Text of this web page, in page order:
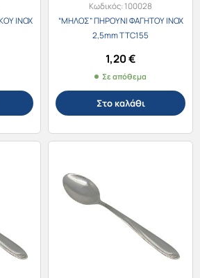
ΙΝΟΧ
Κωδικός:100028
“ΜΗΛΟΣ” ΠΗΡΟΥΝΙ ΦΑΓΗΤΟΥ ΙΝΟΧ
2,5mm TTC155
1,20€
Σε απόθεμα
Στο καλάθι